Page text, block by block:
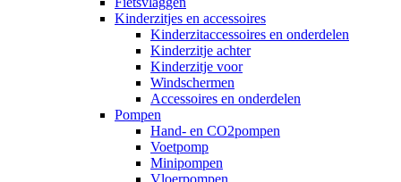
Kinderzitjes en accessoires
Kinderzitaccessoires en onderdelen
Kinderzitje achter
Kinderzitje voor
Windschermen
Accessoires en onderdelen
Pompen
Hand- en CO2pompen
Voetpomp
Minipompen